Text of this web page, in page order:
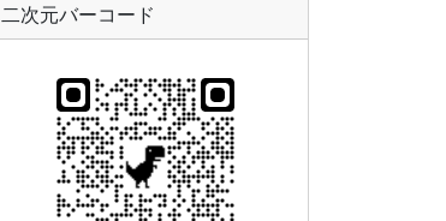
二次元バーコード